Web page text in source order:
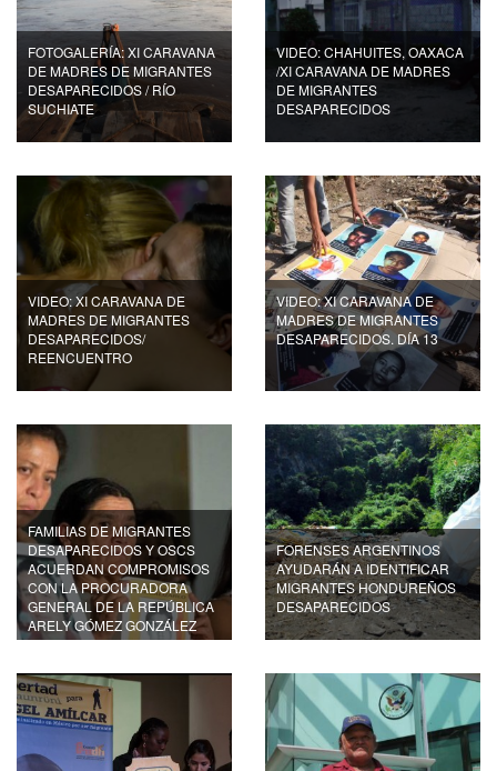
FOTOGALERÍA: XI CARAVANA
DE MADRES DE MIGRANTES
DESAPARECIDOS / RÍO
SUCHIATE
VIDEO: CHAHUITES, OAXACA
/XI CARAVANA DE MADRES
DE MIGRANTES
DESAPARECIDOS
VIDEO: XI CARAVANA DE
MADRES DE MIGRANTES
DESAPARECIDOS/
REENCUENTRO
VIDEO: XI CARAVANA DE
MADRES DE MIGRANTES
DESAPARECIDOS. DÍA 13
FAMILIAS DE MIGRANTES
DESAPARECIDOS Y OSCS
ACUERDAN COMPROMISOS
CON LA PROCURADORA
GENERAL DE LA REPÚBLICA
ARELY GÓMEZ GONZÁLEZ
FORENSES ARGENTINOS
AYUDARÁN A IDENTIFICAR
MIGRANTES HONDUREÑOS
DESAPARECIDOS